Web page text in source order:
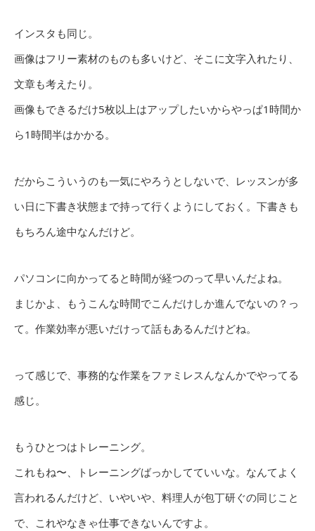
インスタも同じ。
画像はフリー素材のものも多いけど、そこに文字入れたり、
文章も考えたり。
画像もできるだけ5枚以上はアップしたいからやっぱ1時間か
ら1時間半はかかる。
だからこういうのも一気にやろうとしないで、レッスンが多
い日に下書き状態まで持って行くようにしておく。下書きも
もちろん途中なんだけど。
パソコンに向かってると時間が経つのって早いんだよね。
まじかよ、もうこんな時間でこんだけしか進んでないの？っ
て。作業効率が悪いだけって話もあるんだけどね。
って感じで、事務的な作業をファミレスんなんかでやってる
感じ。
もうひとつはトレーニング。
これもね〜、トレーニングばっかしてていいな。なんてよく
言われるんだけど、いやいや、料理人が包丁研ぐの同じこと
で、これやなきゃ仕事できないんですよ。